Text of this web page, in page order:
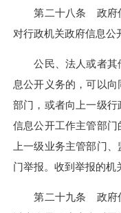
第二十八条 政府信
对行政机关政府信息公
公民、法人或者其
息公开义务的，可以
部门，或者向上一级
信息公开工作主管部
上一级业务主管部门
门举报。收到举报的机
第二十九条 政府信